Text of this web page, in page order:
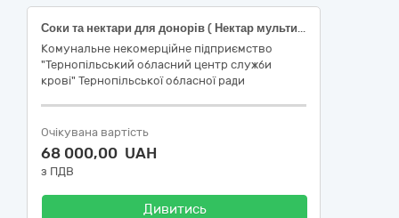
Соки та нектари для донорів ( Нектар мультифрукт, 0,2 л., мультивітамінний сiк з м'якоттю 0,2л., яблучно-виноградний нектар 0,2л., яблучно-персиковий сік з м’якоттю 0,2л.)
Комунальне некомерційне підприємство
"Тернопільський обласний центр служби
крові" Тернопільської обласної ради
Очікувана вартість
68 000,00 UAH
з ПДВ
Дивитись